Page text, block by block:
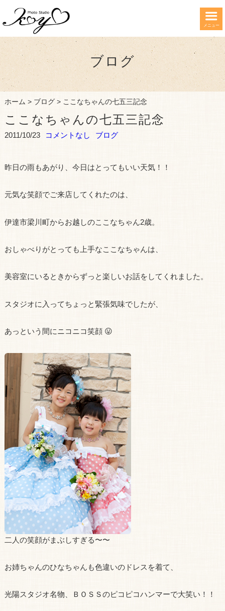
メニュー
ブログ
ホーム > ブログ> ここなちゃんの七五三記念
ここなちゃんの七五三記念
2011/10/23 コメントなし ブログ
昨日の雨もあがり、今日はとってもいい天気！！
元気な笑顔でご来店してくれたのは、
伊達市梁川町からお越しのここなちゃん2歳。
おしゃべりがとっても上手なここなちゃんは、
美容室にいるときからずっと楽しいお話をしてくれました。
スタジオに入ってちょっと緊張気味でしたが、
あっという間にニコニコ笑顔 😛
二人の笑顔がまぶしすぎる〜〜
お姉ちゃんのひなちゃんも色違いのドレスを着て、
光陽スタジオ名物、ＢＯＳＳのピコピコハンマーで大笑い！！